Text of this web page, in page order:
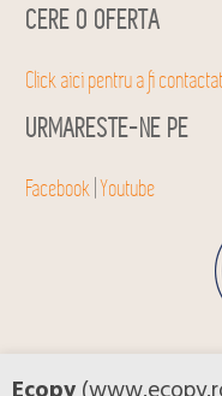
CERE O OFERTA
Click aici pentru a fi
URMARESTE-NE PE
Facebook Youtube